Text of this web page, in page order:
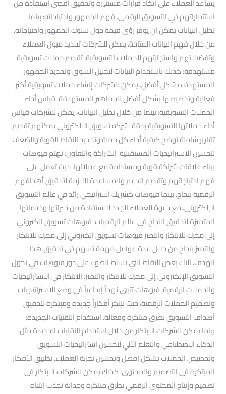
يساعد العملاء على اتخاذ قرارات مستنيرة وتحقيق أقصى استفادة من
استثماراتهم في التسويق الرقمي. فهم الجمهور واحتياجاته: بينما
تحليل البيانات يمكن أن يوفر رؤى قيمة حول سلوك الجمهور واحتياجاته.
من خلال فهم البيانات المتاحة، يمكن للشركات تحديد ميول العملاء
وتفضيلاتهم واستجابتهم للحملات التسويقية. تقديم حملات تسويقية
مستهدفة: كذلك باستخدام البيانات لتحليل السوق وتحديد الجمهور
المستهدف بشكل أفضل. يمكن للشركات إنشاء حملات تسويقية أكثر
فعالية وتخصيصها بشكل أفضل للجماهير المستهدفة. قياس أداء
الحملات التسويقية: بينما من خلال تحليل البيانات، يمكن للشركات قياس
أداء حملاتها التسويقية بدقة. شركه تسويق الالكتروني يمكنهم تقديم
تقارير شاملة توضح كيفية أداء كل حملة وتحديد النقاط القوية والضعف
لتحسين الاستراتيجيات المستقبلية. الشراكة والتعاون: تهتم فيوهات
ببناء علاقات شراكة قوية ومستدامة مع عملائها. حيث تعمل على
فهم احتياجاتهم وتقديم الدعم والمساعدة اللازمة لتحقيق أهدافهم
الرقمية بنجاح. بينما فيوهات كشريك استراتيجي رائد في عالم التسويق
الإلكتروني. مع دعوة للعملاء الجدد للاستفادة من خبراتها وخدماتها
المتميزة لتحقيق النجاح في عالم الرقميات. فيوهات تسويق الكتروني
إلى محرك للابتكار والتميز فيوهات تسويق الكتروني إلى محرك للابتكار
والتميز بنجاح من خلال عدة عوامل مهمة تسهم في تحقيق هذا
الهدف. إليك بعض النقاط التي تسلط الضوء على دور فيوهات في تحول
التسويق الإلكتروني إلى محرك للابتكار والتميز: الابتكار في الاستراتيجيات
والحملات الرقمية: فيوهات تتبنى نهجاً إبداعياً في وضع الاستراتيجيات
وتصميم الحملات الرقمية، حيث تبتكر أفكاراً جديدة ومبتكرة لتحقيق
أهداف التسويق بطرق مبتكرة وفعالة. استخدام التقنيات الجديدة:
بينما يمكن للشركات الابتكار من خلال استخدام التقنيات الجديدة مثل
الذكاء الاصطناعي والتعلم الآلي لتحسين استراتيجيات التسويق
وتخصيص الحملات بشكل أفضل وتحسين تجربة العملاء. تطبيق الأفكار
المبتكرة في التصميم والمحتوى: كذلك يمكن للشركات الابتكار في
تصميم وإنتاج المحتوى الرقمي بطرق مبتكرة وجذابة تجذب انتباه